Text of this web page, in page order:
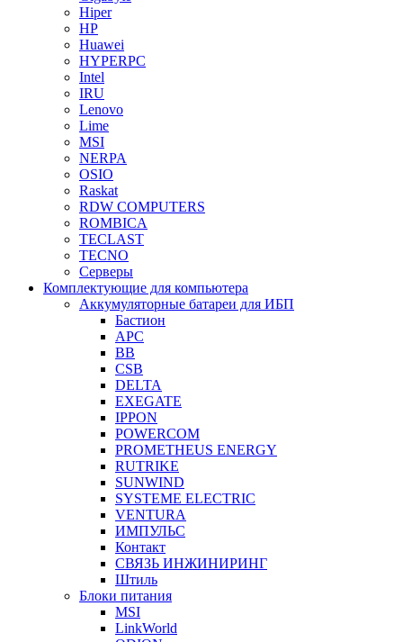
Hiper
HP
Huawei
HYPERPC
Intel
IRU
Lenovo
Lime
MSI
NERPA
OSIO
Raskat
RDW COMPUTERS
ROMBICA
TECLAST
TECNO
Серверы
Комплектующие для компьютера
Аккумуляторные батареи для ИБП
Бастион
APC
BB
CSB
DELTA
EXEGATE
IPPON
POWERCOM
PROMETHEUS ENERGY
RUTRIKE
SUNWIND
SYSTEME ELECTRIC
VENTURA
ИМПУЛЬС
Контакт
СВЯЗЬ ИНЖИНИРИНГ
Штиль
Блоки питания
MSI
LinkWorld